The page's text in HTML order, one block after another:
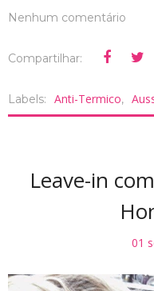
Nenhum comentário
Compartilhar:
Labels: Anti-Termico,
Leave-in
01